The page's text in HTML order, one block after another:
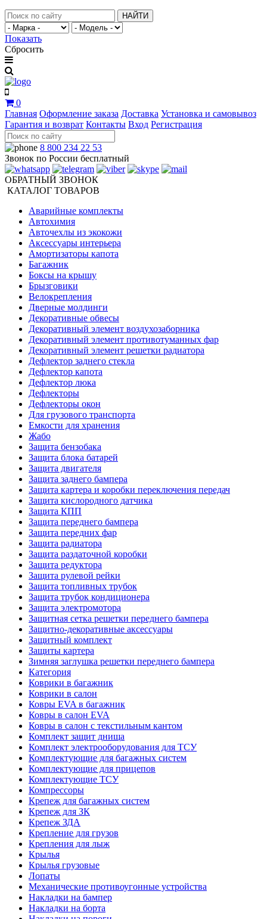
НАЙТИ
Показать
Сбросить
0
Главная Оформление заказа Доставка Установка и самовывоз
Гарантия и возврат Контакты Вход Регистрация
8 800 234 22 53
Звонок по России бесплатный
ОБРАТНЫЙ ЗВОНОК
КАТАЛОГ ТОВАРОВ
Аварийные комплекты
Автохимия
Авточехлы из экокожи
Аксессуары интерьера
Амортизаторы капота
Багажник
Боксы на крышу
Брызговики
Велокрепления
Дверные молдинги
Декоративные обвесы
Декоративный элемент воздухозаборника
Декоративный элемент противотуманных фар
Декоративный элемент решетки радиатора
Дефлектор заднего стекла
Дефлектор капота
Дефлектор люка
Дефлекторы
Дефлекторы окон
Для грузового транспорта
Емкости для хранения
Жабо
Защита бензобака
Защита блока батарей
Защита двигателя
Защита заднего бампера
Защита картера и коробки переключения передач
Защита кислородного датчика
Защита КПП
Защита переднего бампера
Защита передних фар
Защита радиатора
Защита раздаточной коробки
Защита редуктора
Защита рулевой рейки
Защита топливных трубок
Защита трубок кондиционера
Защита электромотора
Защитная сетка решетки переднего бампера
Защитно-декоративные аксессуары
Защитный комплект
Защиты картера
Зимняя заглушка решетки переднего бампера
Категория
Коврики в багажник
Коврики в салон
Ковры EVA в багажник
Ковры в салон EVA
Ковры в салон с текстильным кантом
Комплект защит днища
Комплект электрооборудования для ТСУ
Комплектующие для багажных систем
Комплектующие для прицепов
Комплектующие ТСУ
Компрессоры
Крепеж для багажных систем
Крепеж для ЗК
Крепеж ЗДА
Крепление для грузов
Крепления для лыж
Крылья
Крылья грузовые
Лопаты
Механические противоугонные устройства
Накладки на бампер
Накладки на борта